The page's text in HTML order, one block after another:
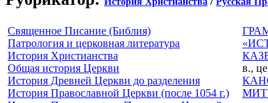
Священное Писание (Библия)
Патрология и церковная литература
История Христианства
Общая история Церкви
История Древней Церкви до разделения
История Православной Церкви (после 1054 г.)
в.,